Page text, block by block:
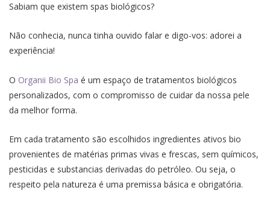
Sabiam que existem spas biológicos?
Não conhecia, nunca tinha ouvido falar e digo-vos: adorei a
experiência!
O Organii Bio Spa é um espaço de tratamentos biológicos
personalizados, com o compromisso de cuidar da nossa pele
da melhor forma.
Em cada tratamento são escolhidos ingredientes ativos bio
provenientes de matérias primas vivas e frescas, sem químicos,
pesticidas e substancias derivadas do petróleo. Ou seja, o
respeito pela natureza é uma premissa básica e obrigatória.